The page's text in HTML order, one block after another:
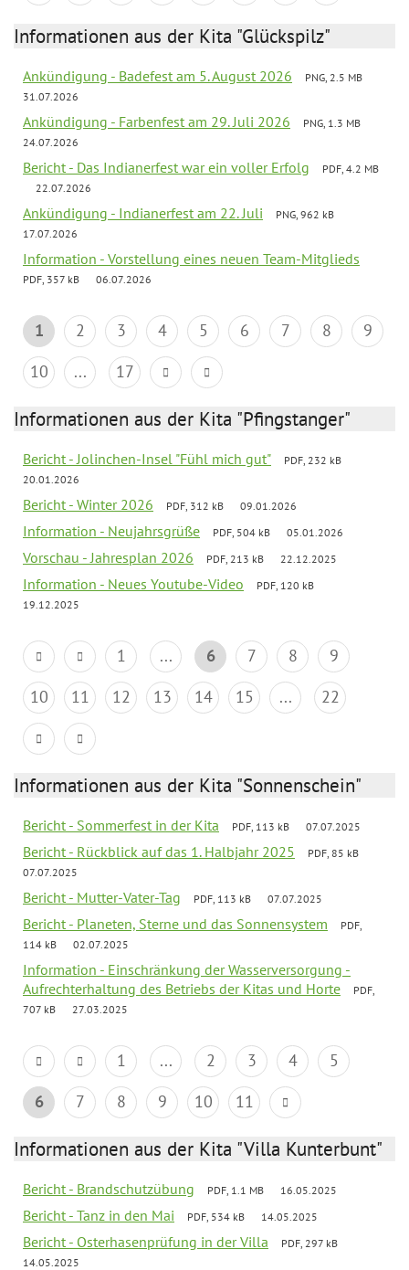
Informationen aus der Kita "Glückspilz"
Ankündigung - Badefest am 5. August 2026
PNG, 2.5 MB
31.07.2026
Ankündigung - Farbenfest am 29. Juli 2026
PNG, 1.3 MB
24.07.2026
Bericht - Das Indianerfest war ein voller Erfolg
PDF, 4.2 MB
22.07.2026
Ankündigung - Indianerfest am 22. Juli
PNG, 962 kB
17.07.2026
Information - Vorstellung eines neuen Team-Mitglieds
PDF, 357 kB 06.07.2026
1 2 3 4 5 6 7 8
9
10
... 17
Informationen aus der Kita "Pfingstanger"
Bericht - Jolinchen-Insel "Fühl mich gut"
PDF, 232 kB
20.01.2026
Bericht - Winter 2026 PDF, 312 kB 09.01.2026
Information - Neujahrsgrüße PDF, 504 kB 05.01.2026
Vorschau - Jahresplan 2026 PDF, 213 kB 22.12.2025
Information - Neues Youtube-Video
PDF, 120 kB
19.12.2025
1 ... 6 7 8
9
10
11 12 13 14 15 ... 22
Informationen aus der Kita "Sonnenschein"
Bericht - Sommerfest in der Kita PDF, 113 kB 07.07.2025
Bericht - Rückblick auf das 1. Halbjahr 2025
PDF, 85 kB
07.07.2025
Bericht - Mutter-Vater-Tag PDF, 113 kB 07.07.2025
Bericht - Planeten, Sterne und das Sonnensystem
PDF,
114 kB
02.07.2025
Information - Einschränkung der Wasserversorgung -
Aufrechterhaltung des Betriebs der Kitas und Horte
PDF,
707 kB
27.03.2025
1 ... 2 3 4
5
6
7 8 9 10 11
Informationen aus der Kita "Villa Kunterbunt"
Bericht - Brandschutzübung PDF, 1.1 MB 16.05.2025
Bericht - Tanz in den Mai PDF, 534 kB 14.05.2025
Bericht - Osterhasenprüfung in der Villa
PDF, 297 kB
14.05.2025